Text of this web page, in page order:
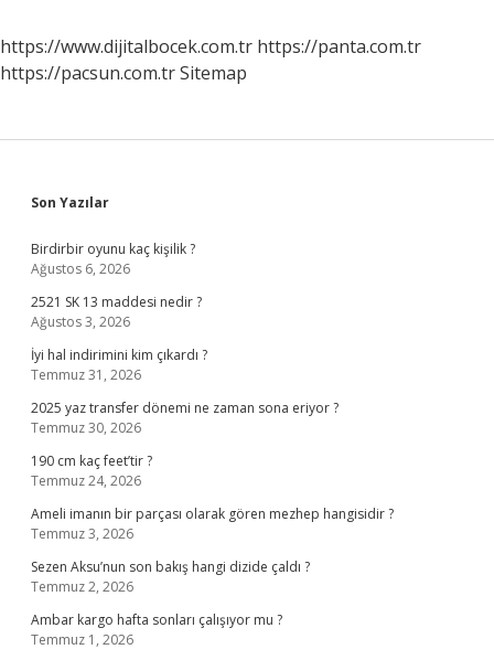
https://www.dijitalbocek.com.tr https://panta.com.tr
https://pacsun.com.trSitemap
Sidebar
Son Yazılar
Birdirbir oyunu kaç kişilik ?
Ağustos 6, 2026
2521 SK 13 maddesi nedir ?
Ağustos 3, 2026
İyi hal indirimini kim çıkardı ?
Temmuz 31, 2026
2025 yaz transfer dönemi ne zaman sona eriyor ?
Temmuz 30, 2026
190 cm kaç feet’tir ?
Temmuz 24, 2026
Ameli imanın bir parçası olarak gören mezhep hangisidir ?
Temmuz 3, 2026
Sezen Aksu’nun son bakış hangi dizide çaldı ?
Temmuz 2, 2026
Ambar kargo hafta sonları çalışıyor mu ?
Temmuz 1, 2026